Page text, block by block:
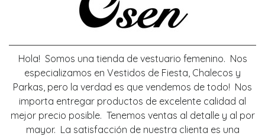
Hola! Somos una tienda de vestuario femenino. Nos
especializamos en Vestidos de Fiesta, Chalecos y
Parkas, pero la verdad es que vendemos de todo! Nos
importa entregar productos de excelente calidad al
mejor precio posible. Tenemos ventas al detalle y al por
mayor. La satisfacción de nuestra clienta es una